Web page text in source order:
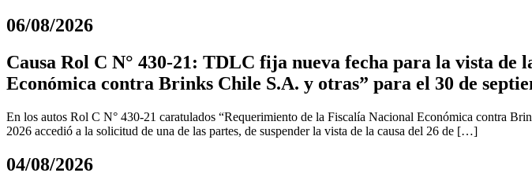
06/08/2026
Causa Rol C N° 430-21: TDLC fija nueva fecha para la vista
Económica contra Brinks Chile S.A. y otras” para el 30 de
En los autos Rol C N° 430-21 caratulados “Requerimiento de la Fiscalía Nacional Económica contra
2026 accedió a la solicitud de una de las partes, de suspender la vista de la causa del 26 de […]
04/08/2026